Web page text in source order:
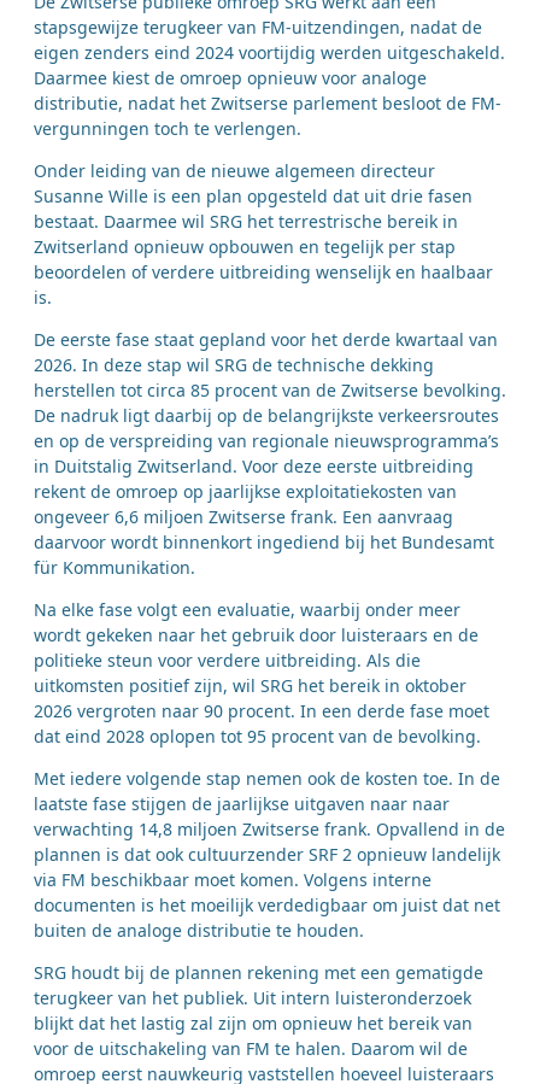
stapsgewijze terugkeer van FM-uitzendingen, nadat de
eigen zenders eind 2024 voortijdig werden uitgeschakeld.
Daarmee kiest de omroep opnieuw voor analoge
distributie, nadat het Zwitserse parlement besloot de FM-
vergunningen toch te verlengen.
Onder leiding van de nieuwe algemeen directeur
Susanne Wille is een plan opgesteld dat uit drie fasen
bestaat. Daarmee wil SRG het terrestrische bereik in
Zwitserland opnieuw opbouwen en tegelijk per stap
beoordelen of verdere uitbreiding wenselijk en haalbaar
is.
De eerste fase staat gepland voor het derde kwartaal van
2026. In deze stap wil SRG de technische dekking
herstellen tot circa 85 procent van de Zwitserse bevolking.
De nadruk ligt daarbij op de belangrijkste verkeersroutes
en op de verspreiding van regionale nieuwsprogramma’s
in Duitstalig Zwitserland. Voor deze eerste uitbreiding
rekent de omroep op jaarlijkse exploitatiekosten van
ongeveer 6,6 miljoen Zwitserse frank. Een aanvraag
daarvoor wordt binnenkort ingediend bij het Bundesamt
für Kommunikation.
Na elke fase volgt een evaluatie, waarbij onder meer
wordt gekeken naar het gebruik door luisteraars en de
politieke steun voor verdere uitbreiding. Als die
uitkomsten positief zijn, wil SRG het bereik in oktober
2026 vergroten naar 90 procent. In een derde fase moet
dat eind 2028 oplopen tot 95 procent van de bevolking.
Met iedere volgende stap nemen ook de kosten toe. In de
laatste fase stijgen de jaarlijkse uitgaven naar naar
verwachting 14,8 miljoen Zwitserse frank. Opvallend in de
plannen is dat ook cultuurzender SRF 2 opnieuw landelijk
via FM beschikbaar moet komen. Volgens interne
documenten is het moeilijk verdedigbaar om juist dat net
buiten de analoge distributie te houden.
SRG houdt bij de plannen rekening met een gematigde
terugkeer van het publiek. Uit intern luisteronderzoek
blijkt dat het lastig zal zijn om opnieuw het bereik van
voor de uitschakeling van FM te halen. Daarom wil de
omroep eerst nauwkeurig vaststellen hoeveel luisteraars